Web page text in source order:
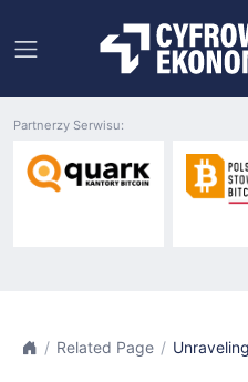
Partnerzy Serwisu:
Related Page